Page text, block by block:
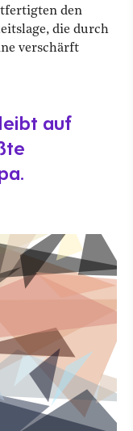
den
die durch
verschärft
auf